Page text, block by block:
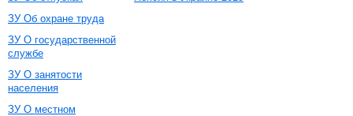
ЗУ Об охране труда
ЗУ О государственной
службе
ЗУ О занятости
населения
ЗУ О местном